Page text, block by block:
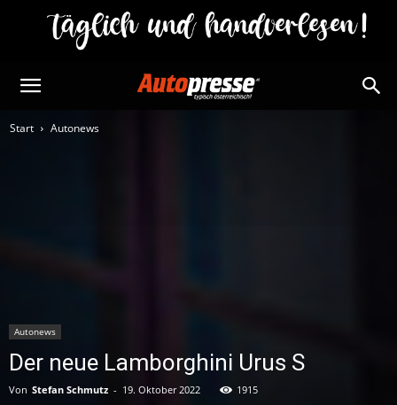
Start Autonews
Autonews
Der neue Lamborghini Urus S
Von Stefan Schmutz - 19. Oktober 2022 1915